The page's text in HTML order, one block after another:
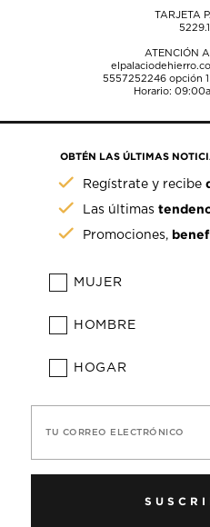
TARJETA
ATENCIÓN
5557252246opción
Horario:
OBTÉN LAS ÚLTIMAS
Regístrate y recibe
Las últimas
Promociones,
MUJER
HOMBRE
HOGAR
TU CORREO ELECTRÓNICO